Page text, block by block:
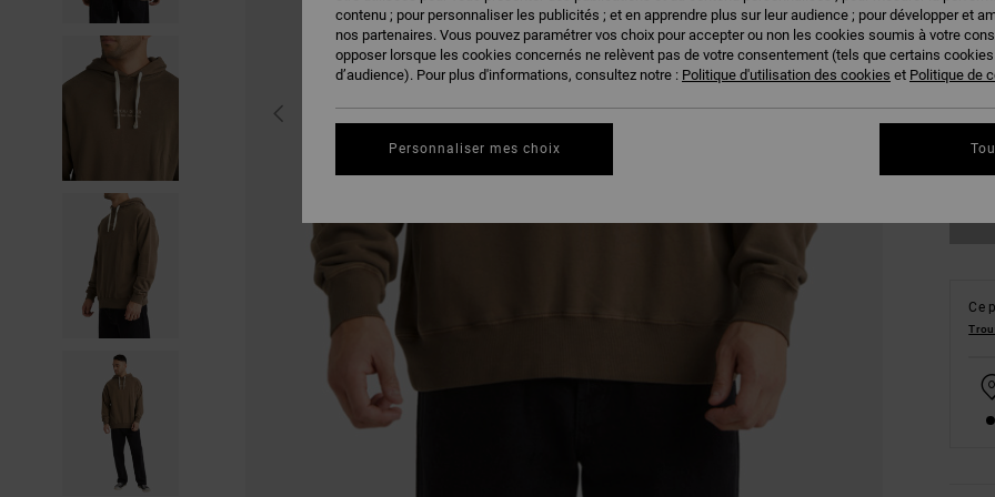
Ce
contenu ; pour personnaliser les publicités ; et en apprendre plus sur leur audience ; pour développer et
nos partenaires. Vous pouvez paramétrer vos choix pour accepter ou non les cookies soumis à votre
opposer lorsque les cookies concernés ne relèvent pas de votre consentement (tels que certains
d’audience). Pour plus d'informations, consultez notre : Politique d'utilisation des cookies et Politique de
Personnaliser mes choix